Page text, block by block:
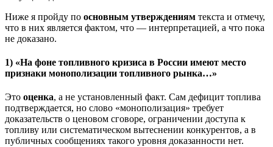
Ниже я пройду по основным утверждениям текста и отмечу,
что в них является фактом, что — интерпретацией, а что пока
не доказано.
1) «На фоне топливного кризиса в России имеют место
признаки монополизации топливного рынка…»
Это оценка, а не установленный факт. Сам дефицит топлива
подтверждается, но слово «монополизация» требует
доказательств о ценовом сговоре, ограничении доступа к
топливу или систематическом вытеснении конкурентов, а в
публичных сообщениях такого уровня доказанности нет.